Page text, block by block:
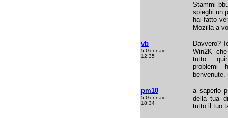
Stammi
spieghi un
hai fatto
Mozilla a
vb
5 Gennaio
12:35
Davvero?
Win2K
tutto...
problemi
pm10
5 Gennaio
18:34
a saperlo
della tua
tutto il tuo